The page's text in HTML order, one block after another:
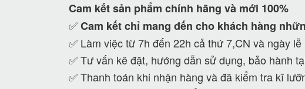
Cam kếtsản phẩm chính hãng và mới 100%
✅Cam kếtchỉ mang đến cho khách hàng
✅ Làm việc từ 7h đến 22h cả thứ 7,CN và ngày lễ
✅ Tư vấn kê đặt, hướng dẫn sử dụng, bảo hành
✅ Thanh toán khi nhận hàng và đã kiểm tra kĩ